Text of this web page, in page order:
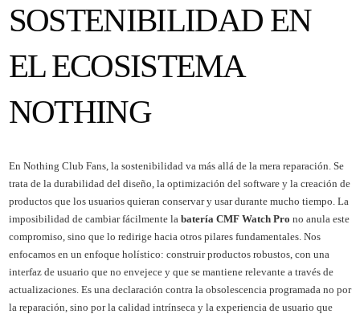
SOSTENIBILIDAD EN
EL ECOSISTEMA
NOTHING
En Nothing Club Fans, la sostenibilidad va más allá de la mera reparación. Se
trata de la durabilidad del diseño, la optimización del software y la creación de
productos que los usuarios quieran conservar y usar durante mucho tiempo. La
imposibilidad de cambiar fácilmente la batería CMF Watch Pro no anula este
compromiso, sino que lo redirige hacia otros pilares fundamentales. Nos
enfocamos en un enfoque holístico: construir productos robustos, con una
interfaz de usuario que no envejece y que se mantiene relevante a través de
actualizaciones. Es una declaración contra la obsolescencia programada no por
la reparación, sino por la calidad intrínseca y la experiencia de usuario que